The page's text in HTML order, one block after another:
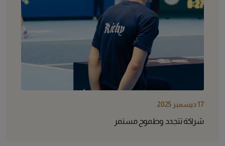
17 ديسمبر 2025
شراكة تتجدد وطموح مستمر